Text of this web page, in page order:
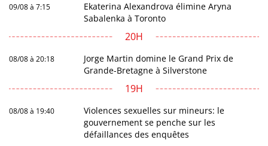
09/08 à 7:15
Ekaterina Alexandrova élimine Aryna
Sabalenka à Toronto
20H
08/08 à 20:18
Jorge Martin domine le Grand Prix de
Grande-Bretagne à Silverstone
19H
08/08 à 19:40
Violences sexuelles sur mineurs: le
gouvernement se penche sur les
défaillances des enquêtes